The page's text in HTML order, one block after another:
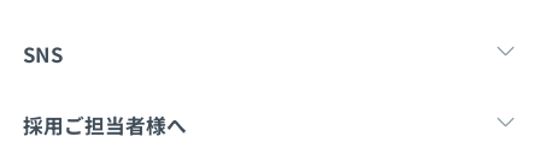
Tech Team Journal note
SNS
X
採用ご担当者様へ